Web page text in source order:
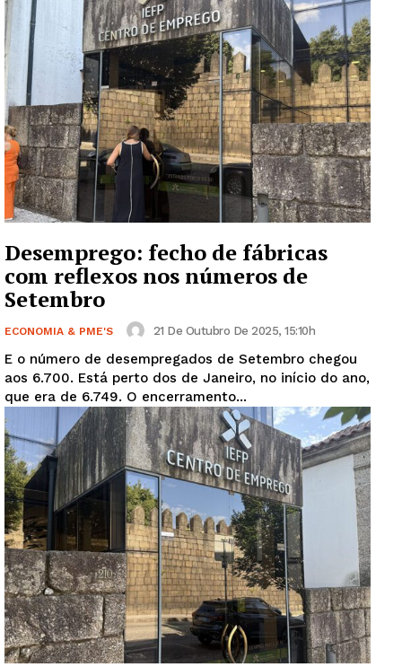
Guimarães, agora!
Desemprego: fecho de fábricas
com reflexos nos números de
Setembro
ECONOMIA & PME'S 21 De Outubro De 2025, 15:10h
E o número de desempregados de Setembro chegou
aos 6.700. Está perto dos de Janeiro, no início do ano,
que era de 6.749. O encerramento...